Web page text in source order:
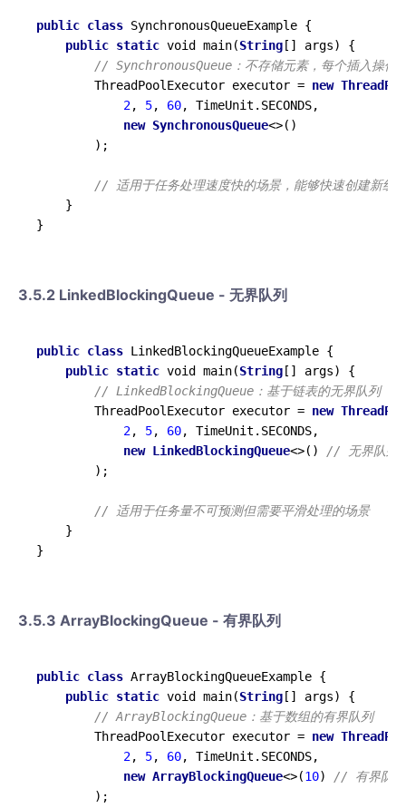
public class SynchronousQueueExample {
public static void main(String [] args) {
// SynchronousQueue：不存储元素，每个插入操作
        ThreadPoolExecutor executor =
new
2, 5, 60, TimeUnit.SECONDS,
new SynchronousQueue<>()
        );
// 适用于任务处理速度快的场景，能够快速创建新线
    }
3.5.2 LinkedBlockingQueue - 无界队列
public class LinkedBlockingQueueExample {
public static void main(String [] args) {
// LinkedBlockingQueue：基于链表的无界队列（
        ThreadPoolExecutor executor =
new
2, 5, 60, TimeUnit.SECONDS,
new LinkedBlockingQueue<>() // 无界队列
        );
// 适用于任务量不可预测但需要平滑处理的场景
    }
3.5.3 ArrayBlockingQueue - 有界队列
public class ArrayBlockingQueueExample {
public static void main(String [] args) {
// ArrayBlockingQueue：基于数组的有界队列
        ThreadPoolExecutor executor =
new
2, 5, 60, TimeUnit.SECONDS,
new ArrayBlockingQueue<>(10) // 有界队列
        );